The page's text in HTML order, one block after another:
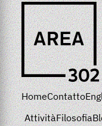
HomeContatto
AttivitàFilosofia